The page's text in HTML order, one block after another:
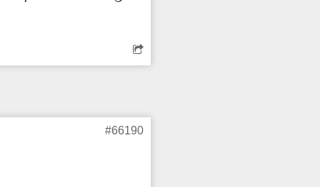
பெரிதும்
சொந்த
#66190